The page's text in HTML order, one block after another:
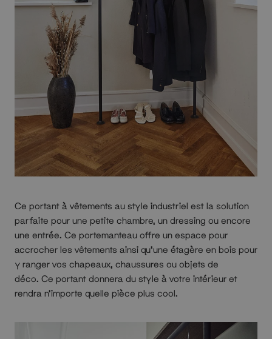
Ce portant à vêtements au style industriel est la solution
parfaite pour une petite chambre, un dressing ou encore
une entrée. Ce portemanteau offre un espace pour
accrocher les vêtements ainsi qu'une étagère en bois pour
y ranger vos chapeaux, chaussures ou objets de
déco. Ce portant donnera du style à votre intérieur et
rendra n'importe quelle pièce plus cool.